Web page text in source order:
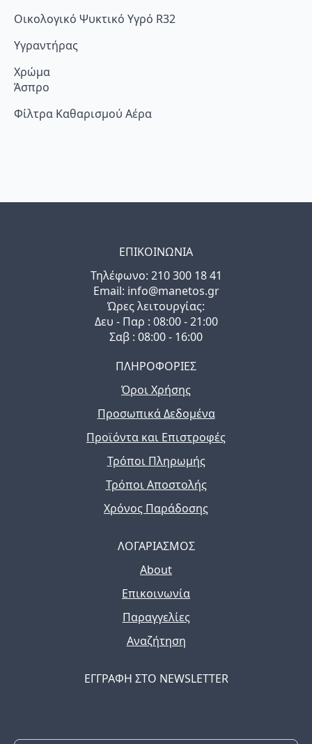
Οικολογικό Ψυκτικό Υγρό R32
Υγραντήρας
Χρώμα
Άσπρο
Φίλτρα Καθαρισμού Αέρα
ΕΠΙΚΟΙΝΩΝΙΑ
Τηλέφωνo: 210 300 18 41
Email: info@manetos.gr
Ώρες λειτουργίας:
Δευ - Παρ : 08:00 - 21:00
Σαβ : 08:00 - 16:00
ΠΛΗΡΟΦΟΡΙΕΣ
Όροι Χρήσης
Προσωπικά Δεδομένα
Προϊόντα και Επιστροφές
Τρόποι Πληρωμής
Τρόποι Αποστολής
Χρόνος Παράδοσης
ΛΟΓΑΡΙΑΣΜΟΣ
About
Επικοινωνία
Παραγγελίες
Αναζήτηση
ΕΓΓΡΑΦΗ ΣΤΟ NEWSLETTER